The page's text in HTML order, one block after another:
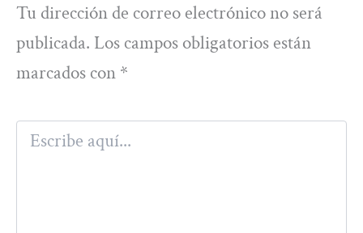
Tu dirección de correo electrónico no será
publicada. Los campos obligatorios están
marcados con *
Escribe
aquí...